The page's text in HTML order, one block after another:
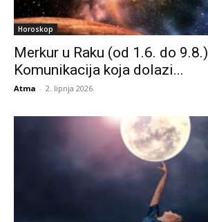
Horoskop
Merkur u Raku (od 1.6. do
Komunikacija koja dolazi...
Atma - 2. lipnja 2026.